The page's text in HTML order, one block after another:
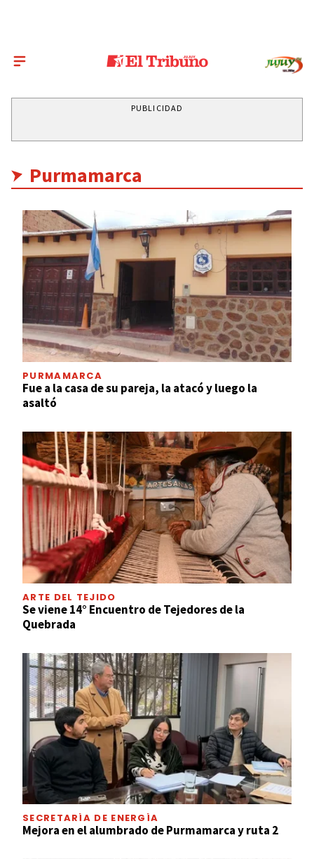
PUBLICIDAD
Purmamarca
PURMAMARCA
Fue a la casa de su pareja, la atacó y luego la
asaltó
ARTE DEL TEJIDO
Se viene 14° Encuentro de Tejedores de la
Quebrada
SECRETARÍA DE ENERGÍA
Mejora en el alumbrado de Purmamarca y ruta 2